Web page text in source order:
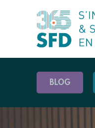
BLOG